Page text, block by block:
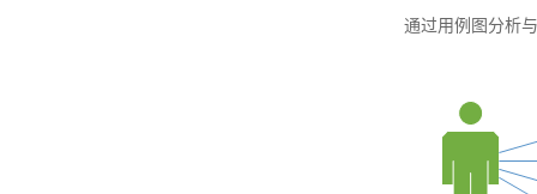
通过用例图分析